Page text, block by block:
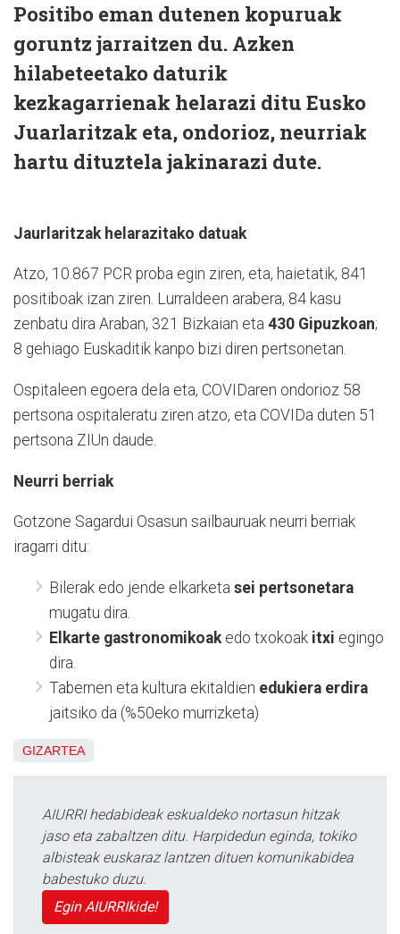
Positibo eman dutenen kopuruak
goruntz jarraitzen du. Azken
hilabeteetako daturik
kezkagarrienak helarazi ditu Eusko
Juarlaritzak eta, ondorioz, neurriak
hartu dituztela jakinarazi dute.
Jaurlaritzak helarazitako datuak
Atzo, 10.867 PCR proba egin ziren, eta, haietatik, 841
positiboak izan ziren. Lurraldeen arabera, 84 kasu
zenbatu dira Araban, 321 Bizkaian eta 430 Gipuzkoan;
8 gehiago Euskaditik kanpo bizi diren pertsonetan.
Ospitaleen egoera dela eta, COVIDaren ondorioz 58
pertsona ospitaleratu ziren atzo, eta COVIDa duten 51
pertsona ZIUn daude.
Neurri berriak
Gotzone Sagardui Osasun sailbauruak neurri berriak
iragarri ditu:
Bilerak edo jende elkarketa sei pertsonetara
mugatu dira.
Elkarte gastronomikoak edo txokoak itxi egingo
dira.
Tabernen eta kultura ekitaldien edukiera erdira
jaitsiko da (%50eko murrizketa)
GIZARTEA
AIURRI hedabideak eskualdeko nortasun hitzak
jaso eta zabaltzen ditu. Harpidedun eginda, tokiko
albisteak euskaraz lantzen dituen komunikabidea
babestuko duzu.
Egin AIURRIkide!